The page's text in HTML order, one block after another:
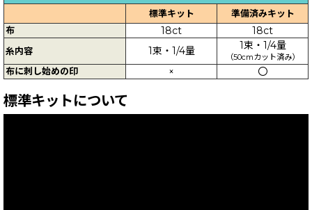
標準キット
準備済みキット
布
18ct 18ct
糸内容 1束・1/4量 1束・1/4量
（50cmカット済み）
布に刺し始めの印 × 〇
標準キットについて